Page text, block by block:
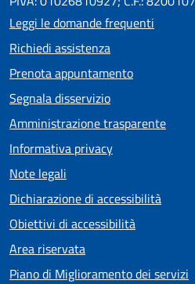
Leggi le domande frequenti
Richiedi assistenza
Prenota appuntamento
Segnala disservizio
Amministrazione trasparente
Informativa privacy
Note legali
Dichiarazione di accessibilità
Obiettivi di accessibilità
Area riservata
Piano di Miglioramento dei servizi